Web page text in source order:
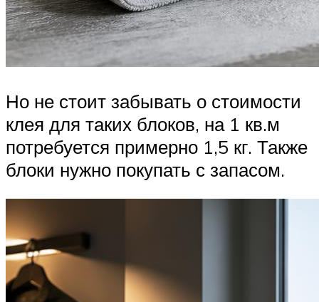
Но не стоит забывать о стоимости
клея для таких блоков, на 1 кв.м
потребуется примерно 1,5 кг. Также
блоки нужно покупать с запасом.